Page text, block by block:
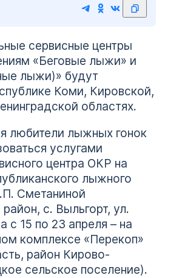
сервисные центры
«Беговые лыжи» и
лыжи)» будут
Коми, Кировской,
областях.
любители лыжных гонок
услугами
центра ОКР на
лыжного
Сметаниной
с. Выльгорт, ул.
с 15 по 23 апреля – на
комплексе «Перекоп»
район Кирово-
сельское поселение).